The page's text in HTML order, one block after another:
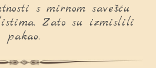
s mirnom savešću
Zato su izmislili
pakao.